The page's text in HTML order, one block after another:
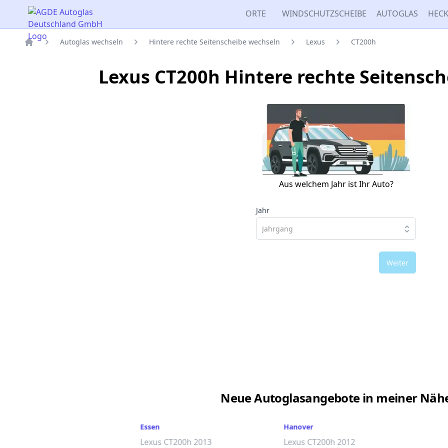
AGDE Autoglas Deutschland GmbH ORTE WINDSCHUTZSCHEIBE AUTOGLAS
Autoglas wechseln Hintere rechte Seitenscheibe wechseln Lexus CT200h
Lexus CT200h Hintere rechte
Aus welchem Jahr ist Ihr Auto?
Jahr
Weiter
Neue Autoglasangebote in meiner
Essen
Lexus CT200h 2013
Hanover
Lexus CT200h 2012